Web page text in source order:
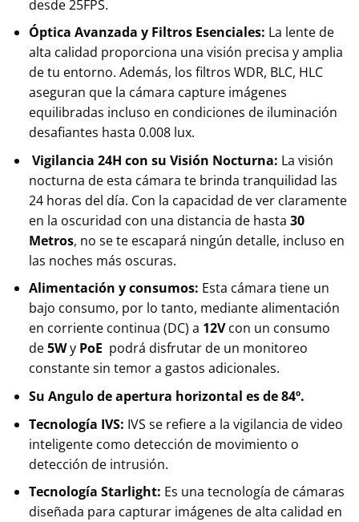
desde 25FPS.
Óptica Avanzada y Filtros Esenciales: La lente de
alta calidad proporciona una visión precisa y amplia
de tu entorno. Además, los filtros WDR, BLC, HLC
aseguran que la cámara capture imágenes
equilibradas incluso en condiciones de iluminación
desafiantes hasta 0.008 lux.
Vigilancia 24H con su Visión Nocturna: La visión
nocturna de esta cámara te brinda tranquilidad las
24 horas del día. Con la capacidad de ver claramente
en la oscuridad con una distancia de hasta 30
Metros, no se te escapará ningún detalle, incluso en
las noches más oscuras.
Alimentación y consumos: Esta cámara tiene un
bajo consumo, por lo tanto, mediante alimentación
en corriente continua (DC) a 12Vcon un consumo
de5Wy PoE podrá disfrutar de un monitoreo
constante sin temor a gastos adicionales.
Su Angulo de apertura horizontal es de 84º.
Tecnología IVS: IVS se refiere a la vigilancia de video
inteligente como detección de movimiento o
detección de intrusión.
Tecnología Starlight: Es una tecnología de cámaras
diseñada para capturar imágenes de alta calidad en